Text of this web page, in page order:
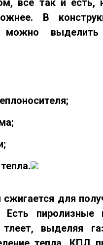
все так и есть,
В
можно
сжигается для
Есть
выделяя